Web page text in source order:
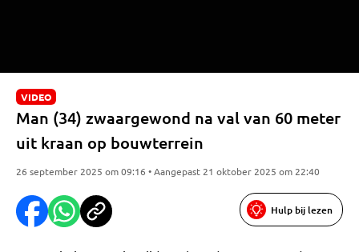
VIDEO
Man (34) zwaargewond na val van 60 meter
uit kraan op bouwterrein
26 september 2025 om 09:16 • Aangepast 21 oktober 2025 om 22:40
Hulp bij lezen